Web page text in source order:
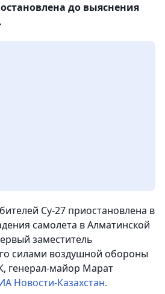
до выяснения
Су-27 приостановлена в
самолета в Алматинской
заместитель
силами воздушной обороны
генерал-майор Марат
Новости-Казахстан.